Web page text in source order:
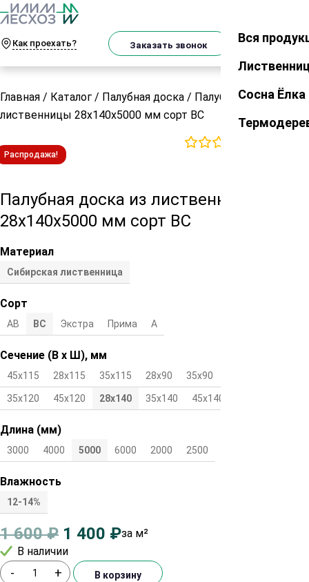
Как проехать? Заказать звонок Закрыть
Вся
Сосна Ёлка
Главная / Каталог / Палубная доска / Палубная доска из
лиственницы 28х140х5000 мм сорт ВС
Распродажа!
Палубная доска из лиственницы
28х140х5000 мм сорт ВС
Материал
Сибирская лиственница
Сорт
АВ ВС Экстра Прима А
Сечение (В х Ш), мм
45х115 28х115 35х115 28х90 35х90
35х120 45х120 28х140 35х140 45х140
Длина (мм)
3000 4000 5000 6000 2000 2500
Влажность
12-14%
1 600₽ 1 400 ₽за м²
В наличии
- + В корзину